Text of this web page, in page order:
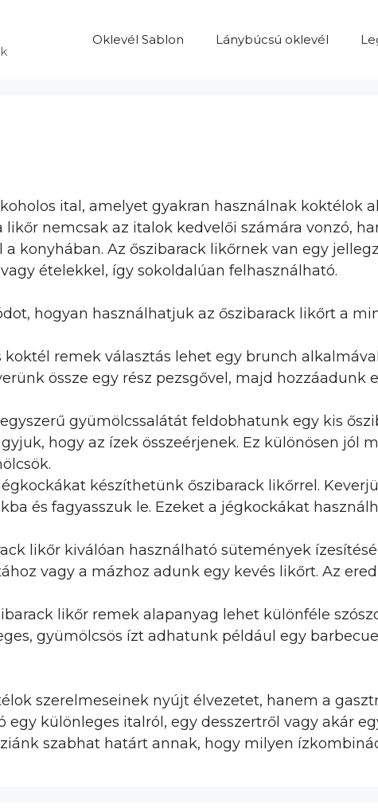
Oklevél Sablon Lánybúcsú oklevél
ital, amelyet gyakran használnak koktélok
nemcsak az italok kedvelői számára vonzó,
konyhában. Az őszibarack likőrnek van egy
ételekkel, így sokoldalúan felhasználható.
hogyan használhatjuk az őszibarack likőrt a
koktél remek választás lehet egy brunch
össze egy rész pezsgővel, majd hozzáadunk
gyümölcssalátát feldobhatunk egy kis
hogy az ízek összeérjenek. Ez különösen jól
készíthetünk őszibarack likőrrel.
és fagyasszuk le. Ezeket a jégkockákat
likőr kiválóan használható sütemények
vagy a mázhoz adunk egy kevés likőrt. Az
likőr remek alapanyag lehet különféle
gyümölcsös ízt adhatunk például egy
szerelmeseinek nyújt élvezetet, hanem a
egy különleges italról, egy desszertről vagy akár
szabhat határt annak, hogy milyen